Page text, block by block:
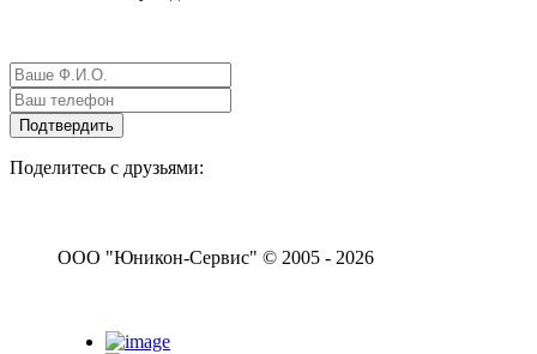
Поделитесь с друзьями:
ООО "Юникон-Сервис" © 2005 - 2026